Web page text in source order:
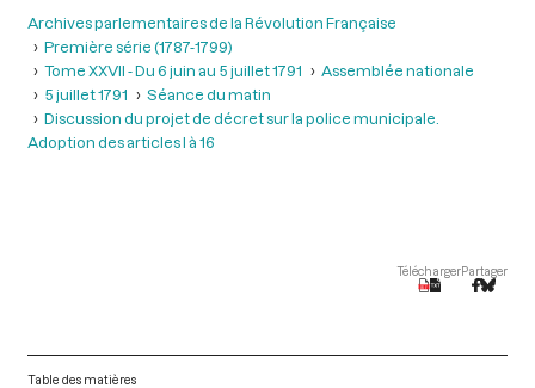
Archives parlementaires de la Révolution Française
Première série (1787-1799)
Tome XXVII - Du 6 juin au 5 juillet 1791
Assemblée nationale
5 juillet 1791
Séance du matin
Discussion du projet de décret sur la police municipale.
Adoption des articles l à 16
TéléchargerPartager
Table des matières